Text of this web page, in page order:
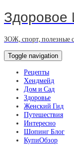
ЗОЖ, спорт, полезные
Toggle navigation
Рецепты
Хендмейд
Дом и Сад
Здоровье
Женский Гид
Путешествия
Интересно
Шопинг Блог
КупиОбзор